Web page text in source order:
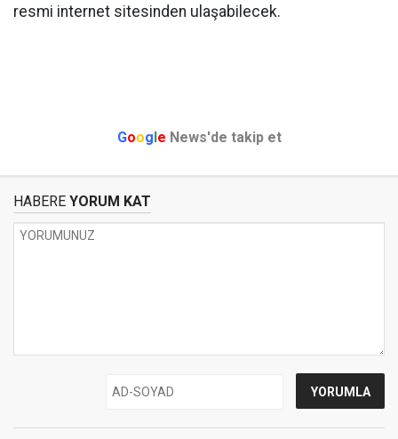
resmi internet sitesinden ulaşabilecek.
Google News'de takip et
HABERE YORUM KAT